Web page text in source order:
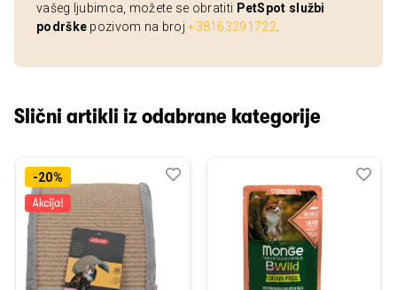
vašeg ljubimca, možete se obratiti PetSpot službi
podrške pozivom na broj+38163291722
Slični artikli iz odabrane kategorije
-20%
Dodaj
Uporedi